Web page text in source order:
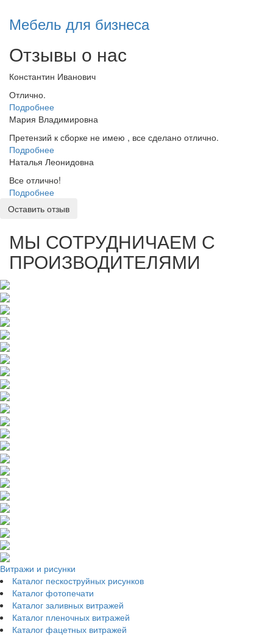
Мебель для бизнеса
Отзывы о нас
Константин Иванович
Отлично.
Подробнее
Мария Владимировна
Претензий к сборке не имею , все сделано отлично.
Подробнее
Наталья Леонидовна
Все отлично!
Подробнее
Оставить отзыв
МЫ СОТРУДНИЧАЕМ С
ПРОИЗВОДИТЕЛЯМИ
Витражи и рисунки
Каталог пескоструйных рисунков
Каталог фотопечати
Каталог заливных витражей
Каталог пленочных витражей
Каталог фацетных витражей